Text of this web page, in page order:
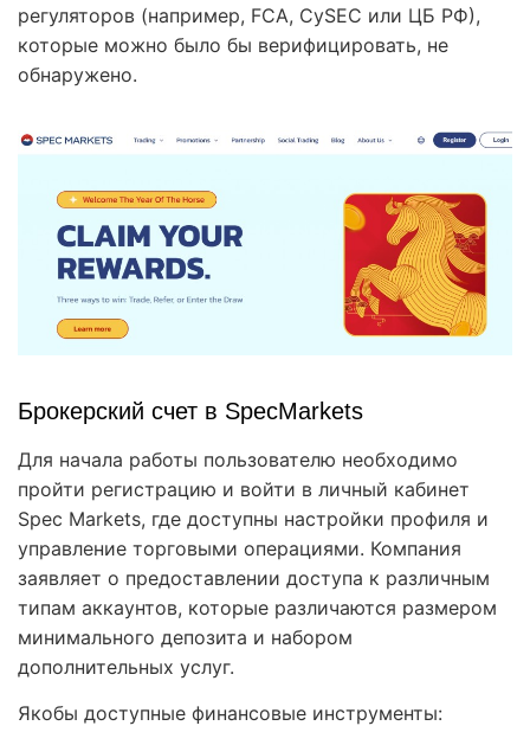
регуляторов (например, FCA, CySEC или ЦБ РФ),
которые можно было бы верифицировать, не
обнаружено.
Брокерский счет в SpecMarkets
Для начала работы пользователю необходимо
пройти регистрацию и войти в личный кабинет
Spec Markets, где доступны настройки профиля и
управление торговыми операциями. Компания
заявляет о предоставлении доступа к различным
типам аккаунтов, которые различаются размером
минимального депозита и набором
дополнительных услуг.
Якобы доступные финансовые инструменты: